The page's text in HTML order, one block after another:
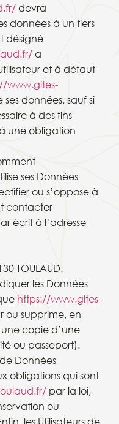
devra
données à un tiers
désigné
a
et à défaut
www.gites-
données, sauf si
à des fins
une obligation
ses Données
ou s’oppose à
contacter
écrit à l’adresse
TOULAUD.
les Données
https://www.gites-
ou supprime, en
copie d’une
ou passeport).
Données
obligations qui sont
par la loi,
ou
les Utilisateurs de